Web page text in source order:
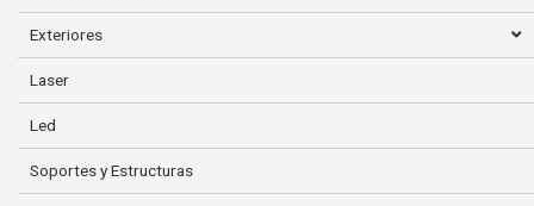
Exteriores
Laser
Led
Soportes y Estructuras